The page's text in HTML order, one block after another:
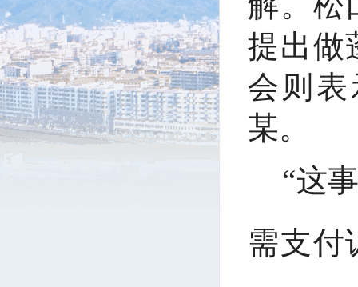
提出做
会则
某。
“这
需支付